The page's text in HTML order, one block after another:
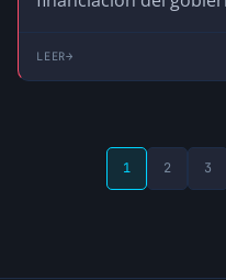
descentralizada y
de una
LEER
1 2 3